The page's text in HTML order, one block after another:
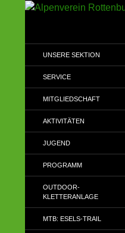
Alpenvereins (DAV) e.V
UNSERE SEKTION
SERVICE
MITGLIEDSCHAFT
AKTIVITÄTEN
JUGEND
PROGRAMM
OUTDOOR-
KLETTERANLAGE
MTB: ESELS-TRAIL